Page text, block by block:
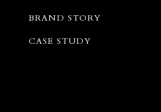
BRAND STORY
CASE STUDY